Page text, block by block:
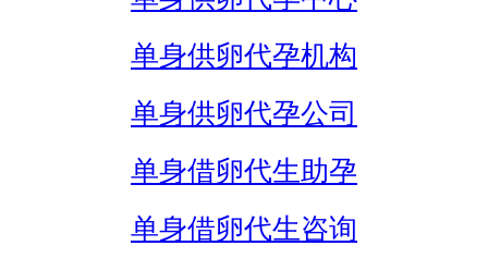
单身供卵代孕机构
单身供卵代孕公司
单身借卵代生助孕
单身借卵代生咨询